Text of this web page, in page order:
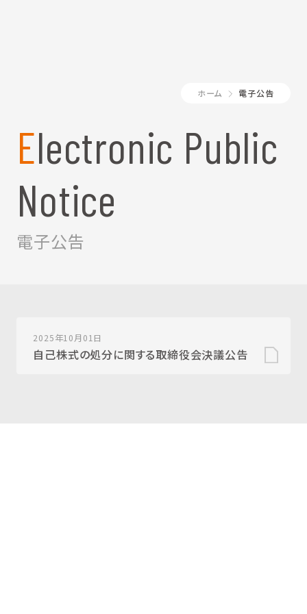
ホーム 電子公告
Electronic Public
Notice
電子公告
2025年10月01日
自己株式の処分に関する取締役会決議公告